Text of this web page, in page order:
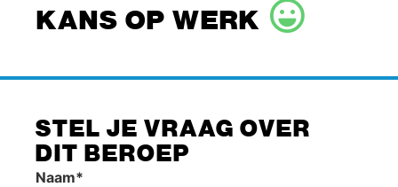
KANS OP WERK
STEL JE VRAAG OVER
DIT BEROEP
Naam*